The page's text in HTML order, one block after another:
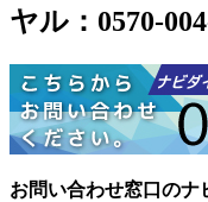
ヤル：0570-
お問い合わせ窓口のナ